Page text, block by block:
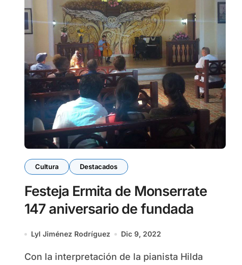
Cultura Destacados
Festeja Ermita de Monserrate
147 aniversario de fundada
Lyl Jiménez Rodríguez Dic 9, 2022
Con la interpretación de la pianista Hilda